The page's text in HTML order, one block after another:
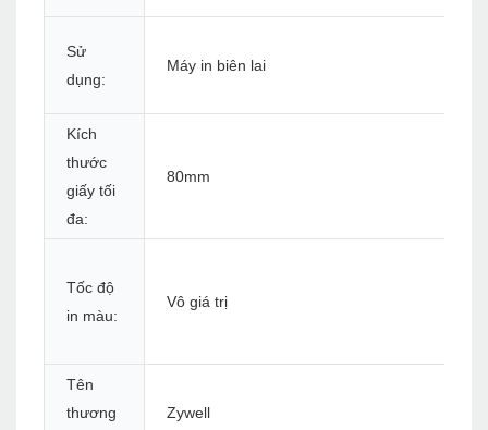
Sử
dụng:
Máy in biên lai
Kích
thước
giấy tối
đa:
80mm
Tốc độ
in màu:
Vô giá trị
Tên
thương
Zywell